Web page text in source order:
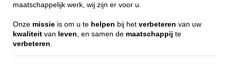
maatschappelijk werk, wij zijn er voor u.
Onze missie is om u te helpen bij het verbeteren van uw
kwaliteit van leven , en samen de maatschappij te
verbeteren